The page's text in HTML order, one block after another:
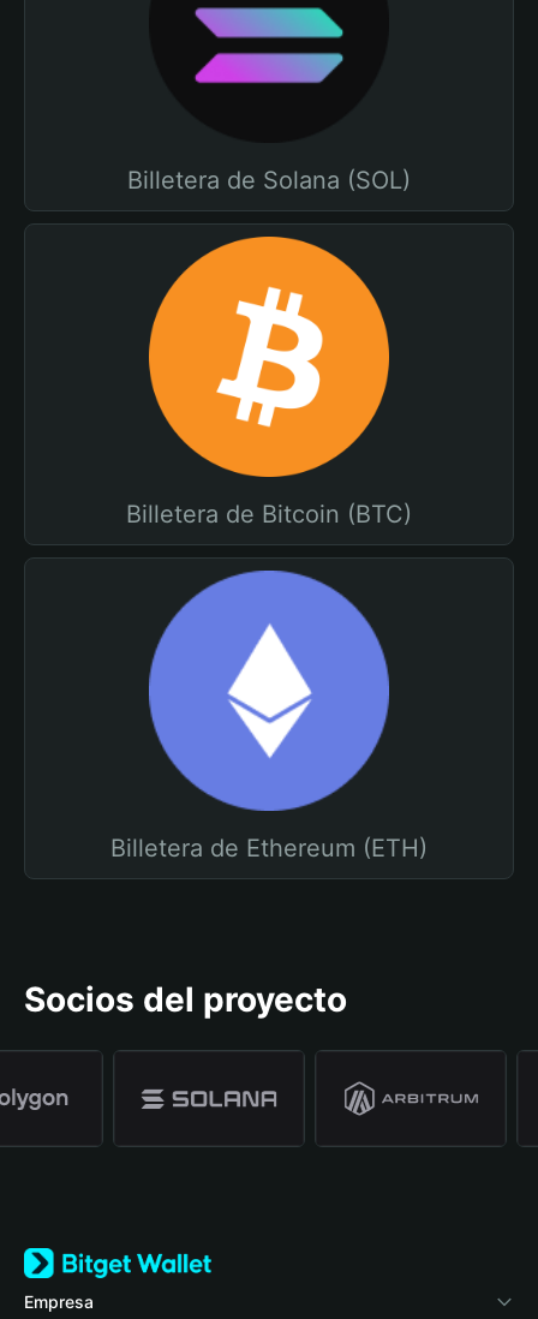
Billetera de Solana (SOL)
Billetera de Bitcoin (BTC)
Billetera de Ethereum (ETH)
Socios del proyecto
Empresa